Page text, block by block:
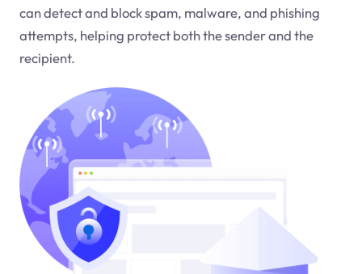
can detect and block spam, malware, and phishing
attempts, helping protect both the sender and the
recipient.